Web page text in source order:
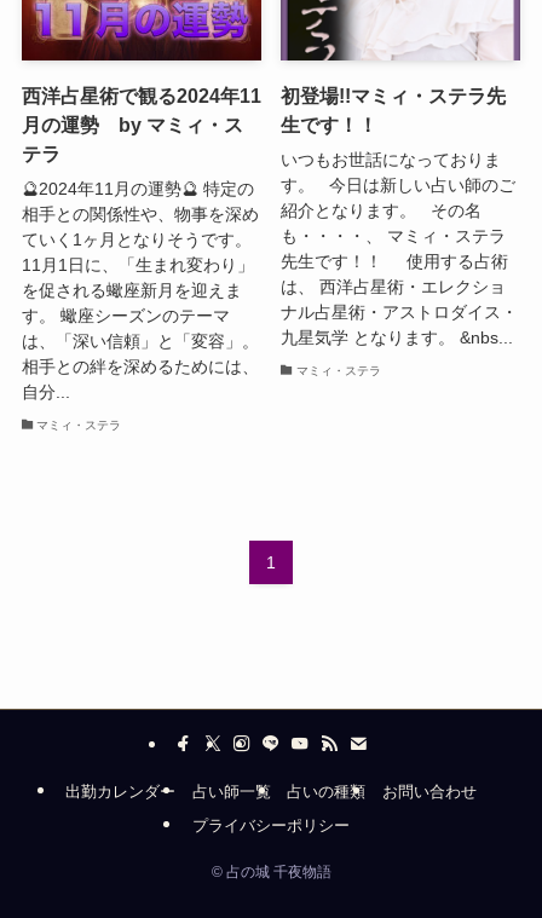
西洋占星術で観る2024年11
月の運勢 by マミィ・ス
テラ
🔮2024年11月の運勢🔮 特定の
相手との関係性や、物事を深め
ていく1ヶ月となりそうです。
11月1日に、「生まれ変わり」
を促される蠍座新月を迎えま
す。 蠍座シーズンのテーマ
は、「深い信頼」と「変容」。
相手との絆を深めるためには、
自分...
マミィ・ステラ
初登場!!マミィ・ステラ先
生です！！
いつもお世話になっておりま
す。 今日は新しい占い師のご
紹介となります。 その名
も・・・・、 マミィ・ステラ
先生です！！ 使用する占術
は、 西洋占星術・エレクショ
ナル占星術・アストロダイス・
九星気学 となります。 &nbs...
マミィ・ステラ
1
出勤カレンダー 占い師一覧 占いの種類
お問い合わせ
プライバシーポリシー
©占の城 千夜物語